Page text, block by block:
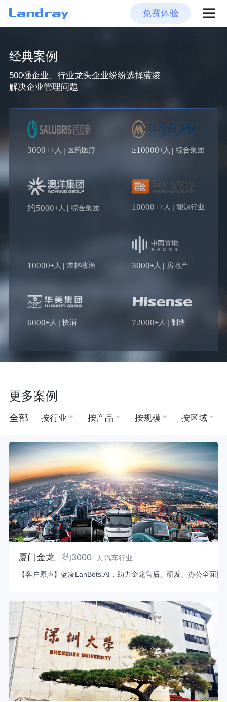
免费体验
经典案例
500强企业、行业龙头企业纷纷选择蓝凌
解决企业管理问题
3000++人 | 医药医疗 ≥10000+人 | 综合集团
约5000+人 | 综合集团 10000++人 | 能源行业
10000+人 | 农林牧渔 3000+人 | 房地产
6000+人 | 快消 72000+人 | 制造
更多案例
全部 按行业 按产品 按规模 按区域
厦门金龙 约3000 +人 汽车行业
【客户原声】蓝凌LanBots.AI，助力金龙售后、研发、办公全面提